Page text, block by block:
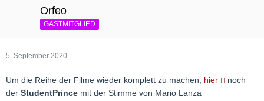
Orfeo
GASTMITGLIED
5. September 2020
Um die Reihe der Filme wieder komplett zu machen, hier
noch
der StudentPrince mit der Stimme von Mario Lanza